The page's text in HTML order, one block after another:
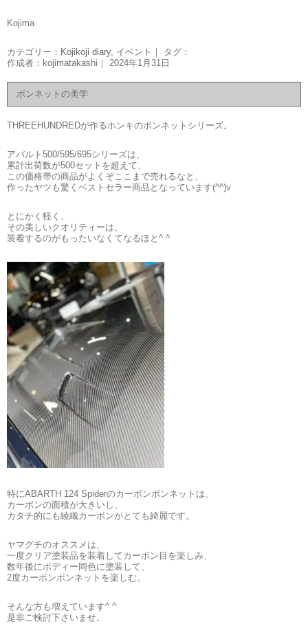
Kojima
カテゴリー： Kojikoji diary, イベント ｜ タグ：
作成者：kojimatakashi｜ 2024年1月31日
ボンネットの美学
THREEHUNDREDが作るホンキのボンネットシリーズ。
アバルト500/595/695シリーズは、
累計出荷数が500セットを超えて、
この価格帯の商品がよくぞここまで売れるなと、
作ったヤツも驚くベストセラー商品となっています(^^)v
とにかく軽く、
その美しいクオリティーは、
装着するのがもったいなくてなるほと^ ^
特にABARTH 124 Spiderのカーボンボンネットは、
カーボンの面積が大きいし、
カタチ的にも綾織カーボンがとても綺麗です。
ヤマグチのオススメは、
一度クリア塗装品を装着してカーボン目を楽しみ、
数年後にボディー同色に塗装して、
2度カーボンボンネットを楽しむ。
そんな方も増えています^ ^
是非ご検討下さいませ。